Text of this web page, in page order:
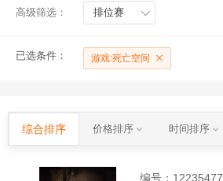
高级筛选： 排位赛
已选条件： 游戏:死亡空间
综合排序 价格排序 时间排序
编号： 12235477